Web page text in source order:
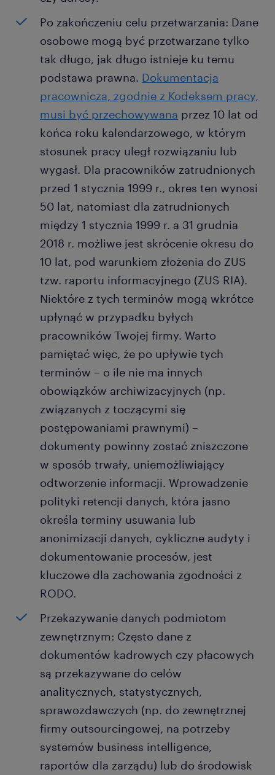
Po zakończeniu celu przetwarzania: Dane
osobowe mogą być przetwarzane tylko
tak długo, jak długo istnieje ku temu
podstawa prawna. Dokumentacja
pracownicza, zgodnie z Kodeksem pracy,
musi być przechowywana przez 10 lat od
końca roku kalendarzowego, w którym
stosunek pracy uległ rozwiązaniu lub
wygasł. Dla pracowników zatrudnionych
przed 1 stycznia 1999 r., okres ten wynosi
50 lat, natomiast dla zatrudnionych
między 1 stycznia 1999 r. a 31 grudnia
2018 r. możliwe jest skrócenie okresu do
10 lat, pod warunkiem złożenia do ZUS
tzw. raportu informacyjnego (ZUS RIA).
Niektóre z tych terminów mogą wkrótce
upłynąć w przypadku byłych
pracowników Twojej firmy. Warto
pamiętać więc, że po upływie tych
terminów – o ile nie ma innych
obowiązków archiwizacyjnych (np.
związanych z toczącymi się
postępowaniami prawnymi) –
dokumenty powinny zostać zniszczone
w sposób trwały, uniemożliwiający
odtworzenie informacji. Wprowadzenie
polityki retencji danych, która jasno
określa terminy usuwania lub
anonimizacji danych, cykliczne audyty i
dokumentowanie procesów, jest
kluczowe dla zachowania zgodności z
RODO.
Przekazywanie danych podmiotom
zewnętrznym: Często dane z
dokumentów kadrowych czy płacowych
są przekazywane do celów
analitycznych, statystycznych,
sprawozdawczych (np. do zewnętrznej
firmy outsourcingowej, na potrzeby
systemów business intelligence,
raportów dla zarządu) lub do środowisk